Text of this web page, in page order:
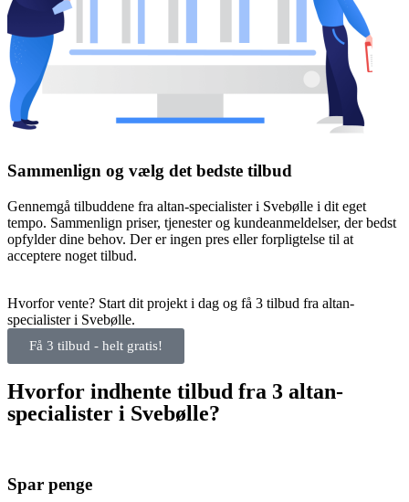
Sammenlign og vælg det bedste tilbud
Gennemgå tilbuddene fra altan-specialister i Svebølle i dit eget
tempo. Sammenlign priser, tjenester og kundeanmeldelser, der bedst
opfylder dine behov. Der er ingen pres eller forpligtelse til at
acceptere noget tilbud.
Hvorfor vente? Start dit projekt i dag og få 3 tilbud fra altan-
specialister i Svebølle.
Få 3 tilbud - helt gratis!
Hvorfor indhente tilbud fra 3 altan-
specialister i Svebølle?
Spar penge